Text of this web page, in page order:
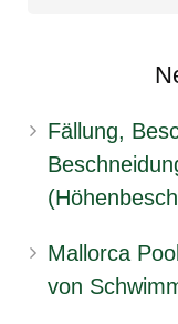
Fällung,
Mallorca
von